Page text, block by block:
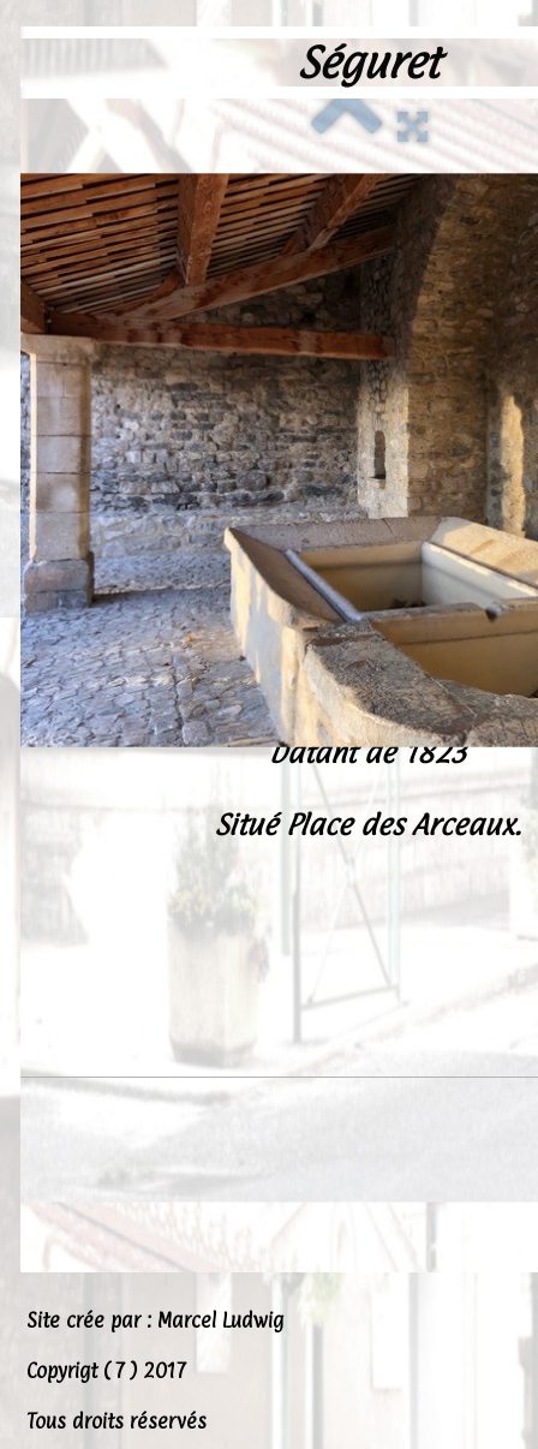
Accueil
France
Europe
Videos--Lavoirs
Un Peu d'Histoire
Outils-des-Lavandières
Cartes Postales-Anciennes et
Peintures
Presse
Liens
Séguret
Datant de 1823
Situé Place des Arceaux.
Site crée par : Marcel Ludwig
Copyrigt ( 7 ) 2017
Tous droits réservés